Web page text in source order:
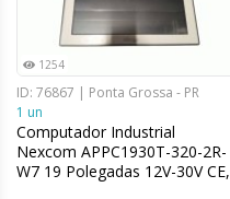
1254
ID: 76867 | Ponta Grossa - PR
1 un
Computador Industrial
Nexcom APPC1930T-320-2R-
W7 19 Polegadas 12V-30V CE,